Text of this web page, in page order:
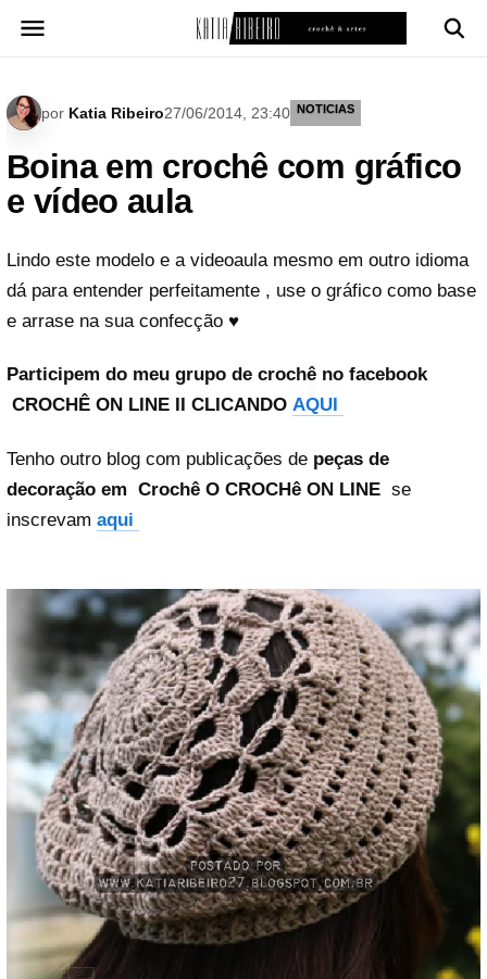
para
por Katia Ribeiro27/06/2014, 23:40 NOTICIAS
Boina em crochê com gráfico
e vídeo aula
Lindo este modelo e a videoaula mesmo em outro idioma
dá para entender perfeitamente , use o gráfico como base
e arrase na sua confecção ♥
Participem do meu grupo de crochê no facebook
CROCHÊ ON LINE II CLICANDO AQUI
Tenho outro blog com publicações de peças de
decoração em Crochê O CROCHê ON LINE se
inscrevam aqui